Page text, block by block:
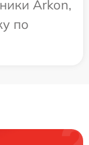
Arkon,
по